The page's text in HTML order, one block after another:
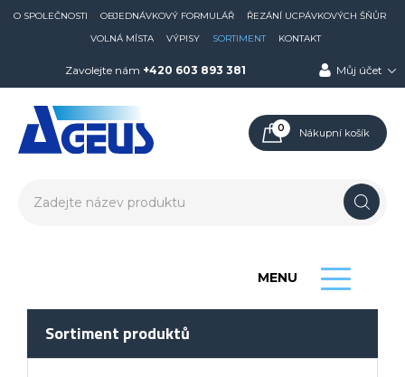
O SPOLEČNOSTI OBJEDNÁVKOVÝ FORMULÁŘ
ŘEZÁNÍ UCPÁVKOVÝCH ŠŇŮR
VOLNÁ MÍSTA
VÝPISY SORTIMENT KONTAKT
Zavolejte nám +420 603 893 381 Můj účet
0 Nákupní košík
MENU
Sortiment produktů